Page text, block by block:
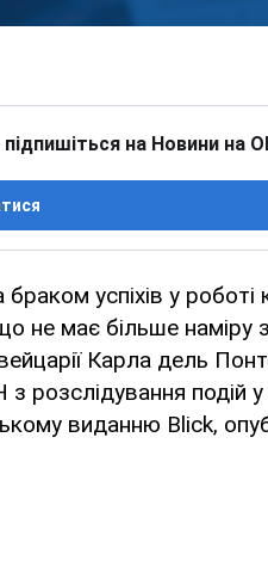
на Новини на
успіхів у роботі
не має більше наміру
Карла дель
розслідування подій у
виданню Blick,